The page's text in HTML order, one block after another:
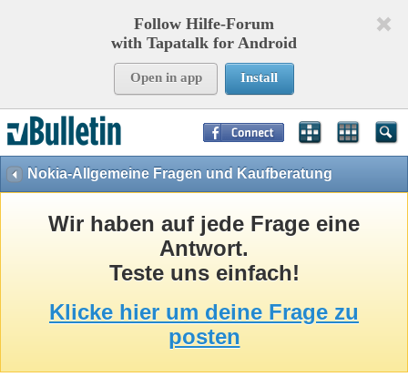
Follow Hilfe-Forum
with Tapatalk for Android
Open in app Install
Nokia-Allgemeine Fragen und Kaufberatung
Wir haben auf jede Frage eine
Antwort.
Teste uns einfach!
Klicke hier um deine Frage zu
posten
Page Time:0,10640
Templates:29